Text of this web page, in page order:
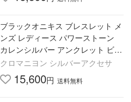
ブラックオニキス ブレスレット メ
ンズ レディース パワーストーン
カレンシルバー アンクレット ビー
ズ 黒 4mm カレン族
クロマニヨン シルバーアクセサ
15,600円 送料無料